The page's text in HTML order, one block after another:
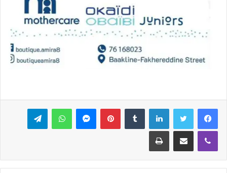
فيسبوك تويتر لينكدإن بينتيريستماسنجر واتساب تيلقرام
ڤايبر مشاركة عبر البريد طباعة